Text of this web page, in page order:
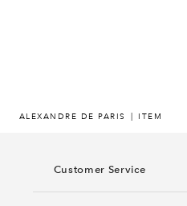
ALEXANDRE DE PARIS ITEM
Customer Service